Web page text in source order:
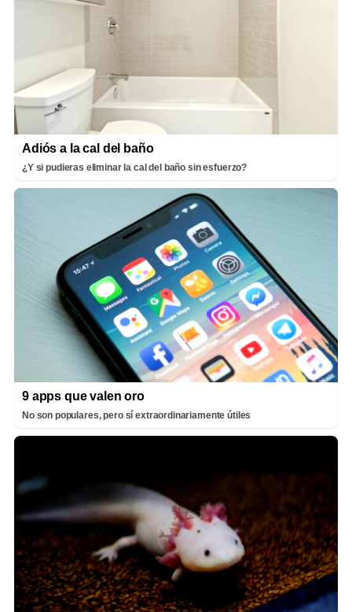
Adiós a la cal del baño
¿Y si pudieras eliminar la cal del baño sin esfuerzo?
9 apps que valen oro
No son populares, pero sí extraordinariamente útiles